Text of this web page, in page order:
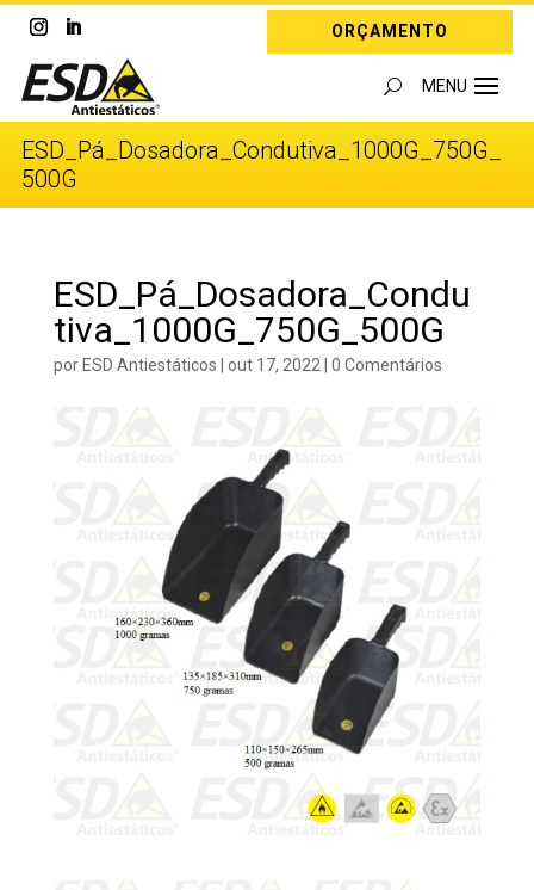
ORÇAMENTO
ESD_Pá_Dosadora_Condutiva_1000G_750G_
500G
ESD_Pá_Dosadora_Condu
tiva_1000G_750G_500G
porESD Antiestáticos | out 17, 2022 | 0 Comentários